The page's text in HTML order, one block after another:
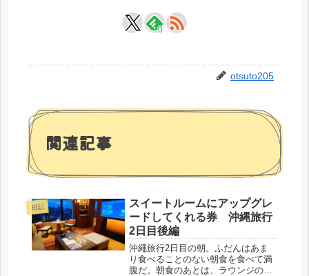
0
otsuto205
関連記事
日記
スイートルームにアップグレ
ードしてくれる券 沖縄旅行
2日目後編
沖繩旅行2日目の朝。ふだんはあま
り食べることのない朝食を食べて満
腹だ。朝食のあとは、ラウンジのコ